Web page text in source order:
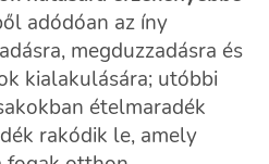
adódóan az íny
megduzzadásra és
kialakulására; utóbbi
ételmaradék
rakódik le, amely